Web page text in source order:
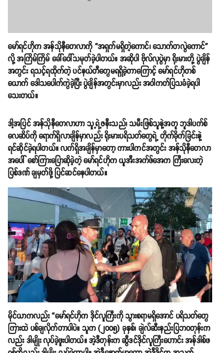
မော်ရင်ဟိုက အန်သိုနီတေလာကို “အရှက်မရှိတဲ့ကောင်၊ သောက်တလွဲကောင်”
လို့ အကြိမ်ကြိမ် ခေါ်ဝေါ်သမုတ်ခဲ့ပါတယ်။ အဆိုပါ ဗိုလ်လုပွဲမှာ ရိုးမားတို့ ပွဲချိန်
အတွင်း ရသင့်ရထိုက်တဲ့ ပင်နယ်တီတွေမရရှိခဲ့တာကြောင့် မော်ရင်ဟိုတစ်
ယောက် ဒေါသပေါက်ကွဲခဲ့ပြီး ပွဲချိန်အတွင်းမှာလည်း အဝါကတ်ပြသခံခဲ့ရပါ
သေးတယ်။
ဒါ့အပြင် အန်သိုနီတေလာဟာ သူ့ရဲ့ဇနီးသည်၊ သမီးဖြစ်သူနဲ့အတူ ဘူဒါပက်စ်
လေဆိပ်ကို ရောက်ရှိလာချိန်မှာလည်း ရိုးမားပရိသတ်တွေရဲ့ တိုက်ခိုက်ခြင်းနဲ့
ရင်ဆိုင်ခဲ့ရပါတယ်။ လက်ရှိအချိန်မှာတော့ ကားပါကင်အတွင်း အန်သိုနီတေလာ
အပေါ် စော်ကြားပြောဆိုခဲ့တဲ့ မော်ရင်ဟိုက ယူအီးအက်ဖ်အေက ကြီးလေးတဲ့
ပြစ်ဒဏ် ချမှတ်ဖို့ ပြင်ဆင်နေပါတယ်။
မိုင်ယာကလည်း “မော်ရင်ဟိုက ဒိုင်လူကြီးကို သွားစရာမရှိအောင် ပရိသတ်တွေ
ကြားထဲ ပစ်ချလိုက်တာပါပဲ။ သူက (၂၀၀၅) ခုနှစ်၊ ချဲလ်ဆီးနည်းပြဘဝတုန်းက
လည်း ဒါမျိုး လုပ်ခဲ့ဖူးပါတယ်။ အဲ့ဒီတုန်းက ဆွီဒင်ဒိုင်လူကြီးဟောင်း အန်ဒါစ်ဖ